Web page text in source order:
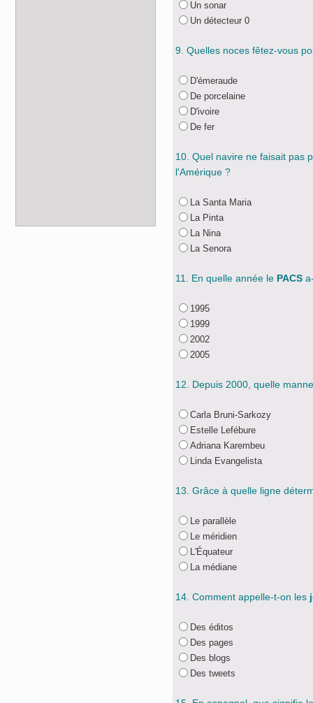
Un sonar
Un détecteur 0
9. Quelles noces fêtez-vous
D'émeraude
De porcelaine
D'ivoire
De fer
10. Quel navire ne faisait pas
l'Amérique ?
La Santa Maria
La Pinta
La Nina
La Senora
11. En quelle année le PACS
1995
1999
2002
2005
12. Depuis 2000, quelle
Carla Bruni-Sarkozy
Estelle Lefébure
Adriana Karembeu
Linda Evangelista
13. Grâce à quelle ligne
Le parallèle
Le méridien
L'Équateur
La médiane
14. Comment appelle-t-on les
Des éditos
Des pages
Des blogs
Des tweets